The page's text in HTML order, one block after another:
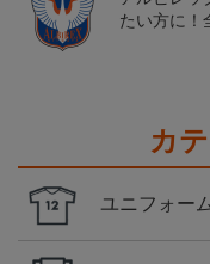
たい方に！
カ
ユニフォー